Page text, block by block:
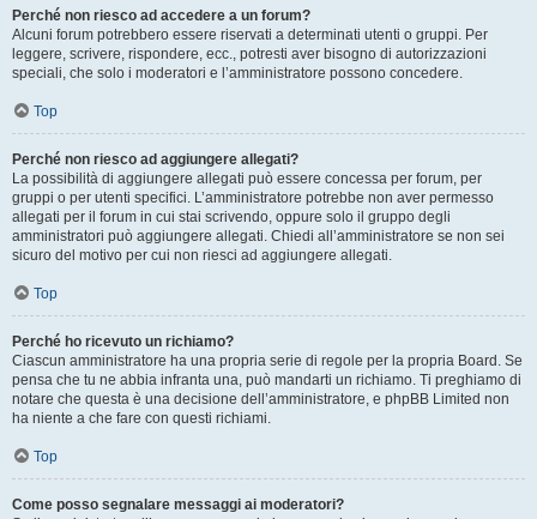
Perché non riesco ad accedere a un forum?
Alcuni forum potrebbero essere riservati a determinati utenti o gruppi. Per
leggere, scrivere, rispondere, ecc., potresti aver bisogno di autorizzazioni
speciali, che solo i moderatori e l’amministratore possono concedere.
Top
Perché non riesco ad aggiungere allegati?
La possibilità di aggiungere allegati può essere concessa per forum, per
gruppi o per utenti specifici. L’amministratore potrebbe non aver permesso
allegati per il forum in cui stai scrivendo, oppure solo il gruppo degli
amministratori può aggiungere allegati. Chiedi all’amministratore se non sei
sicuro del motivo per cui non riesci ad aggiungere allegati.
Top
Perché ho ricevuto un richiamo?
Ciascun amministratore ha una propria serie di regole per la propria Board. Se
pensa che tu ne abbia infranta una, può mandarti un richiamo. Ti preghiamo di
notare che questa è una decisione dell’amministratore, e phpBB Limited non
ha niente a che fare con questi richiami.
Top
Come posso segnalare messaggi ai moderatori?